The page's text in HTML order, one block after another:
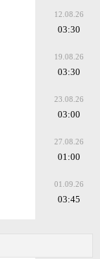
12.08.26
03:30
19.08.26
03:30
23.08.26
03:00
27.08.26
01:00
01.09.26
03:45